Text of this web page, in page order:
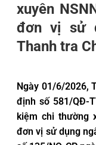
xuyên
đơn vị sử
Thanh tra
Ngày 01/6/2026,
định số 581/QĐ-
kiệm chi thường
đơn vị sử dụng